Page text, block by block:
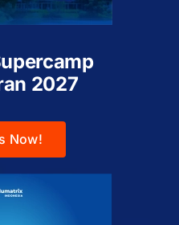
2027
Now!